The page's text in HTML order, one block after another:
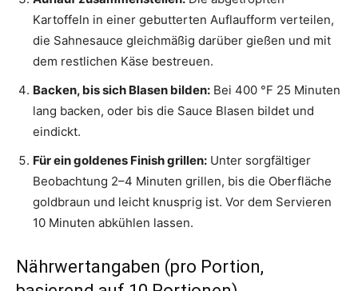
Kartoffeln in einer gebutterten Auflaufform verteilen,
die Sahnesauce gleichmäßig darüber gießen und mit
dem restlichen Käse bestreuen.
Backen, bis sich Blasen bilden: Bei 400 °F 25 Minuten
lang backen, oder bis die Sauce Blasen bildet und
eindickt.
Für ein goldenes Finish grillen: Unter sorgfältiger
Beobachtung 2–4 Minuten grillen, bis die Oberfläche
goldbraun und leicht knusprig ist. Vor dem Servieren
10 Minuten abkühlen lassen.
Nährwertangaben (pro Portion,